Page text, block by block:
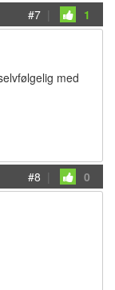
#7 | 1
med
#8 | 0